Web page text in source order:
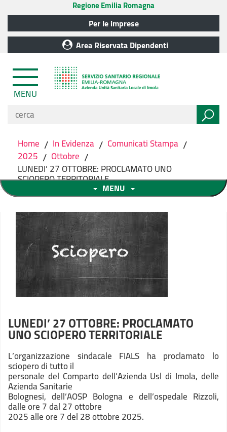
Regione Emilia Romagna
Per le imprese
Area Riservata Dipendenti
MENU
Home / In Evidenza / Comunicati Stampa /
2025 / Ottobre /
LUNEDI’ 27 OTTOBRE: PROCLAMATO UNO
SCIOPERO TERRITORIALE
MENU
LUNEDI’ 27 OTTOBRE: PROCLAMATO
UNO SCIOPERO TERRITORIALE
L’organizzazione sindacale FIALS ha proclamato lo
sciopero di tutto il
personale del Comparto dell’Azienda Usl di Imola, delle
Azienda Sanitarie
Bolognesi, dell’AOSP Bologna e dell’ospedale Rizzoli,
dalle ore 7 dal 27 ottobre
2025 alle ore 7 del 28 ottobre 2025.